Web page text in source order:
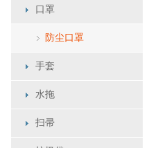
口罩
防尘口罩
手套
水拖
扫帚